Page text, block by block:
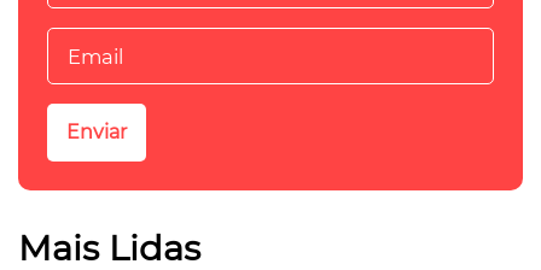
Mais Lidas